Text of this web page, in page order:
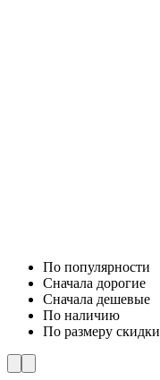
По популярности
Cначала дорогие
Cначала дешевые
По наличию
По размеру скидки